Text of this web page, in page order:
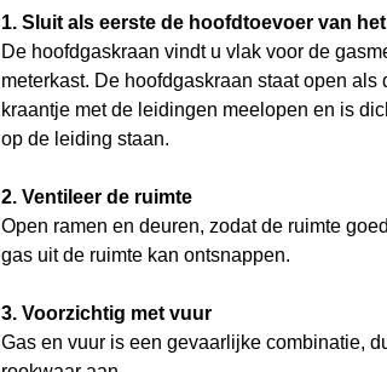
1. Sluit als eerste de hoofdtoevoer van
De hoofdgaskraan vindt u vlak voor de
meterkast. De hoofdgaskraan staat open als
kraantje met de leidingen meelopen en is
op de leiding staan.
2. Ventileer de ruimte
Open ramen en deuren, zodat de ruimte
gas uit de ruimte kan ontsnappen.
3. Voorzichtig met vuur
Gas en vuur is een gevaarlijke combinatie,